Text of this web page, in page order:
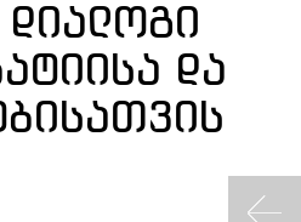
დიალოგი
და